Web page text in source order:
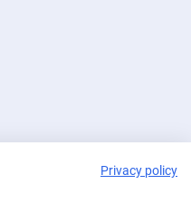
Privacy policy